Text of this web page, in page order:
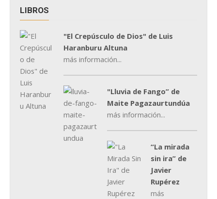
LIBROS
"El Crepúsculo de Dios" de Luis
Haranburu Altuna
más información...
"Lluvia de Fango” de
Maite Pagazaurtundúa
más información...
“La mirada
sin ira” de
Javier
Rupérez
más